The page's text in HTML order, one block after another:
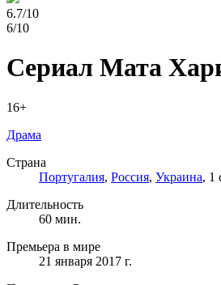
6.7/10
6/10
Сериал Мата
16+
Драма
Страна
Португалия, Россия, Украина, 1
Длительность
60 мин.
Премьера в мире
21 января 2017 г.